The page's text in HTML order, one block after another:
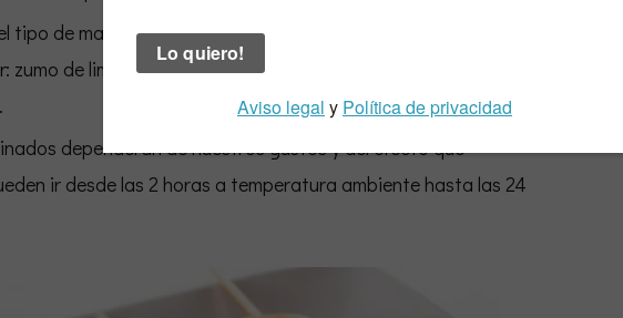
tipo de marinado que más nos guste o según los sabores que
zumo de limón, vinagre con hierbas aromáticas, aceites con
dependerán de nuestros gustos y del efecto que
ir desde las 2 horas a temperatura ambiente hasta las 24